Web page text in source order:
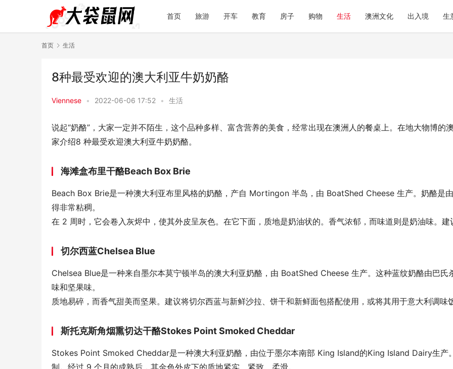
首页 旅游 开车 教育 房子 购物 生活 澳洲文化 出入境 生
首页 生活
8种最受欢迎的澳大利亚牛奶奶酪
Viennese • 2022-06-06 17:52 • 生活
说起“奶酪”，大家一定并不陌生，这个品种多样、富含营养的美食，经常出现在澳洲人的餐桌上。在地大物博的
家介绍8 种最受欢迎澳大利亚牛奶奶酪。
海滩盒布里干酪Beach Box Brie
Beach Box Brie是一种澳大利亚布里风格的奶酪，产自 Mortingon 半岛，由 BoatShed Cheese 生产。奶酪是
得非常粘稠。
在 2 周时，它会卷入灰烬中，使其外皮呈灰色。在它下面，质地是奶油状的。香气浓郁，而味道则是奶油味。
切尔西蓝Chelsea Blue
Chelsea Blue是一种来自墨尔本莫宁顿半岛的澳大利亚奶酪，由 BoatShed Cheese 生产。这种蓝纹奶酪由巴
味和坚果味。
质地易碎，而香气甜美而坚果。建议将切尔西蓝与新鲜沙拉、饼干和新鲜面包搭配使用，或将其用于意大利调味
斯托克斯角烟熏切达干酪Stokes Point Smoked Cheddar
Stokes Point Smoked Cheddar是一种澳大利亚奶酪，由位于墨尔本南部 King Island的King Island Dairy生产